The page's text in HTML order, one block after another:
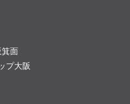
箕面
プ大阪